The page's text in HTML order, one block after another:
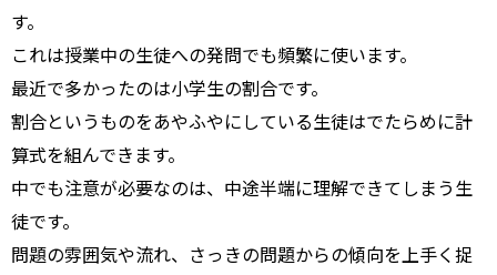
す。
これは授業中の生徒への発問でも頻繁に使います。
最近で多かったのは小学生の割合です。
割合というものをあやふやにしている生徒はでたらめに計
算式を組んできます。
中でも注意が必要なのは、中途半端に理解できてしまう生
徒です。
問題の雰囲気や流れ、さっきの問題からの傾向を上手く捉